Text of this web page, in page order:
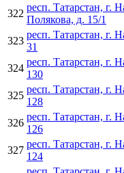
322
респ. Татарстан, г.
Полякова, д. 15/1
323
респ. Татарстан, г.
31
324
респ. Татарстан, г.
130
325
респ. Татарстан, г.
128
326
респ. Татарстан, г.
126
327
респ. Татарстан, г.
124